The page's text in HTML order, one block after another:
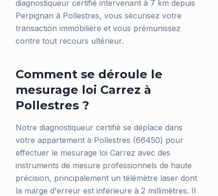
diagnostiqueur certifié intervenant à 7 km depuis
Perpignan à Pollestres, vous sécurisez votre
transaction immobilière et vous prémunissez
contre tout recours ultérieur.
Comment se déroule le
mesurage loi Carrez à
Pollestres ?
Notre diagnostiqueur certifié se déplace dans
votre appartement à Pollestres (66450) pour
effectuer le mesurage loi Carrez avec des
instruments de mesure professionnels de haute
précision, principalement un télémètre laser dont
la marge d'erreur est inférieure à 2 millimètres. Il